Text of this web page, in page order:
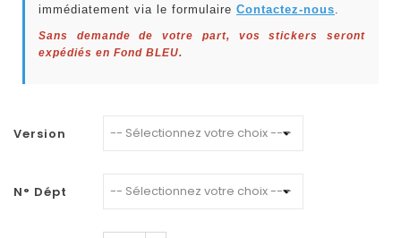
immédiatement via le formulaire Contactez-nous.
Sans demande de votre part, vos stickers seront
expédiés en Fond BLEU.
Version
N° Dépt